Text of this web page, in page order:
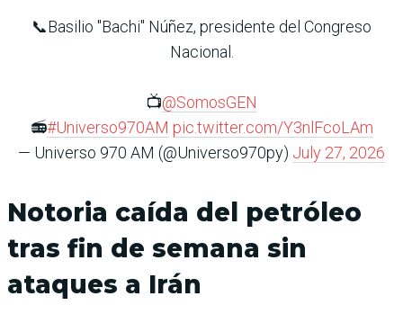
📞Basilio "Bachi" Núñez, presidente del Congreso
Nacional.
📺@SomosGEN
📻#Universo970AM pic.twitter.com/Y3nlFcoLAm
— Universo 970 AM (@Universo970py) July 27, 2026
Notoria caída del petróleo
tras fin de semana sin
ataques a Irán